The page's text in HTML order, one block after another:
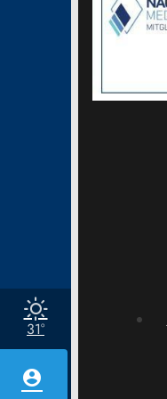
account_circle
31°